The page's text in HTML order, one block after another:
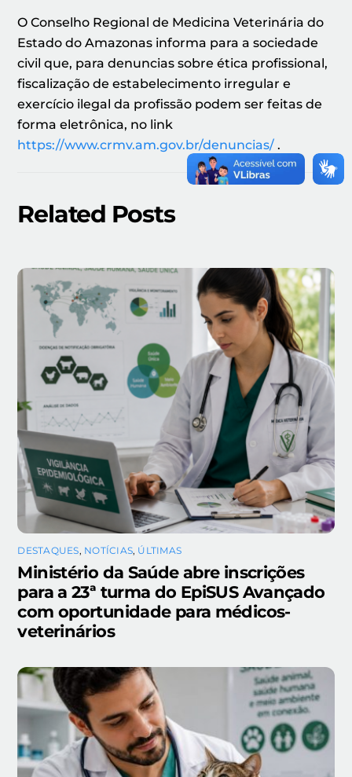
O Conselho Regional de Medicina Veterinária do
Estado do Amazonas informa para a sociedade
civil que, para denuncias sobre ética profissional,
fiscalização de estabelecimento irregular e
exercício ilegal da profissão podem ser feitas de
forma eletrônica, no link
https://www.crmv.am.gov.br/denuncias/ .
Related Posts
DESTAQUES, NOTÍCIAS, ÚLTIMAS
Ministério da Saúde abre inscrições
para a 23ª turma do EpiSUS Avançado
com oportunidade para médicos-
veterinários